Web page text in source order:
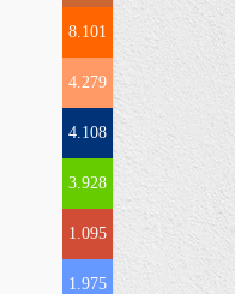
8.101
4.279
4.108
3.928
1.095
1.975